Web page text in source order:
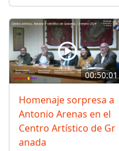
00:50:01
Homenaje sorpresa a
Antonio Arenas en el
Centro Artístico de Gr
anada